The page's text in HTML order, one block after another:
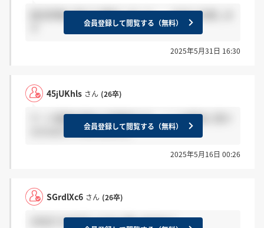
就活序盤に受けて爆死しました、、本当に共感しま
会員登録して閲覧する（無料）
2025年5月31日 16:30
45jUKhls さん (26卒)
ケース面接が極めて特徴的です。ここを最初に受け
るのはおすすめしません。
会員登録して閲覧する（無料）
2025年5月16日 00:26
SGrdlXc6 さん (26卒)
2年目で1000万いけると思いますか？